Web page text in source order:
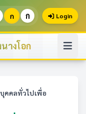
ก ก Login
างโอก
คคลทั่วไปเพื่อ